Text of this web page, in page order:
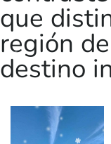
que
región
destino